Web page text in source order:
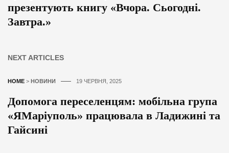
презентують книгу «Вчора. Сьогодні.
Завтра.»
NEXT ARTICLES
HOME > НОВИНИ 19 ЧЕРВНЯ, 2025
Допомога переселенцям: мобільна група
«ЯМаріуполь» працювала в Ладижині та
Гайсині